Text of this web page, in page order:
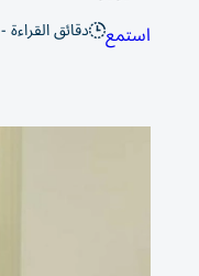
استمع دقائق القراءة - 1